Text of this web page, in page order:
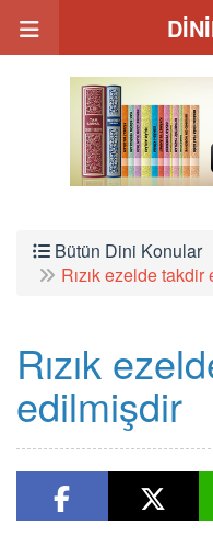
Bütün Dini Konular
Rızık ezelde
Rızık
edilmişdir